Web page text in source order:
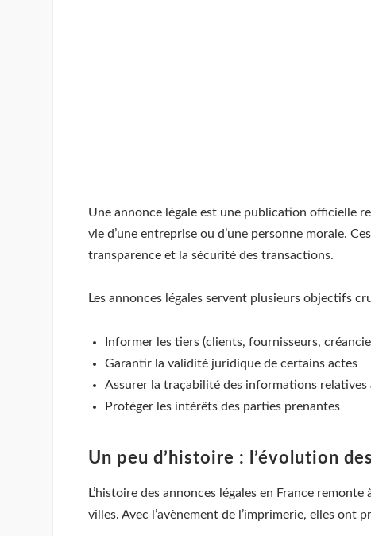
Une annonce légale est une publication officielle
vie d’une entreprise ou d’une personne morale.
transparence et la sécurité des transactions.
Les annonces légales servent plusieurs objectifs
Informer les tiers (clients, fournisseurs,
Garantir la validité juridique de certains actes
Assurer la traçabilité des informations relatives
Protéger les intérêts des parties prenantes
Un peu d’histoire : l’évolution
L’histoire des annonces légales en France
villes. Avec l’avènement de l’imprimerie, elles ont